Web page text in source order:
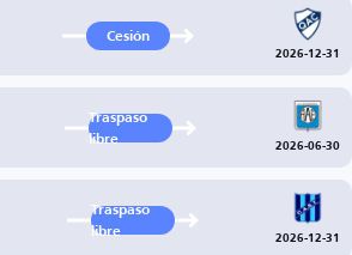
Cesión
2026-12-31
Traspaso
libre
2026-06-30
Traspaso
libre
2026-12-31